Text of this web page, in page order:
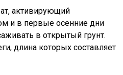
активирующий
и в первые осенние дни
в открытый грунт.
длина которых составляет